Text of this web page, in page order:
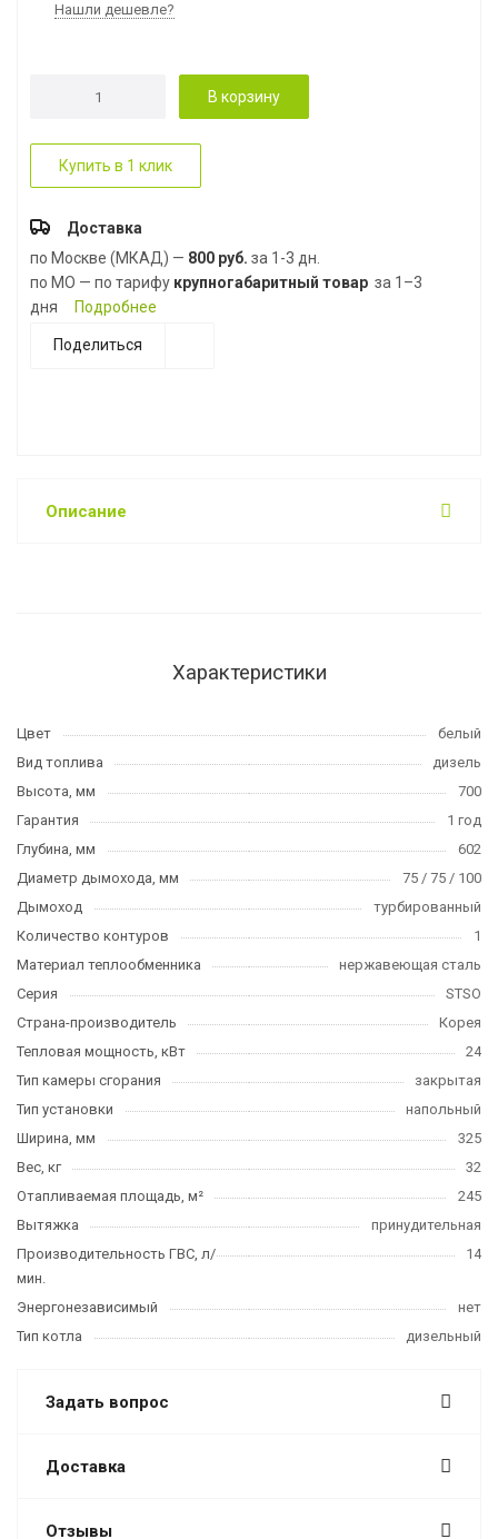
Нашли дешевле?
В корзину
Купить в 1 клик
Доставка
по Москве (МКАД) — 800 руб. за 1-3 дн.
по МО — по тарифу крупногабаритный товар за 1–3
дня
Подробнее
Поделиться
Описание
Характеристики
Цвет
белый
Вид топлива
дизель
Высота, мм
700
Гарантия
1 год
Глубина, мм
602
Диаметр дымохода, мм
75 / 75 / 100
Дымоход
турбированный
Количество контуров
1
Материал теплообменника
нержавеющая сталь
Серия
STSO
Страна-производитель
Корея
Тепловая мощность, кВт
24
Тип камеры сгорания
закрытая
Тип установки
напольный
Ширина, мм
325
Вес, кг
32
Отапливаемая площадь, м²
245
Вытяжка
принудительная
Производительность ГВС, л/
мин.
14
Энергонезависимый
нет
Тип котла
дизельный
Задать вопрос
Доставка
Отзывы